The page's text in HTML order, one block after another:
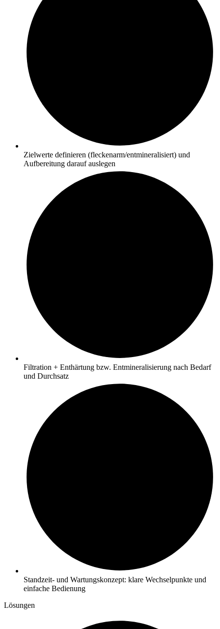
Zielwerte definieren (fleckenarm/entmineralisiert) und
Aufbereitung darauf auslegen
Filtration + Enthärtung bzw. Entmineralisierung nach Bedarf
und Durchsatz
Standzeit- und Wartungskonzept: klare Wechselpunkte und
einfache Bedienung
Lösungen